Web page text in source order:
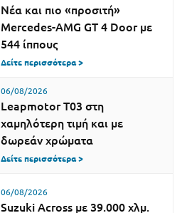
Νέα και πιο «προσιτή»
Mercedes-AMG GT 4 Door με
544 ίππους
Δείτε περισσότερα >
06/08/2026
Leapmotor T03 στη
χαμηλότερη τιμή και με
δωρεάν χρώματα
Δείτε περισσότερα >
06/08/2026
Suzuki Across με 39.000 χλμ.